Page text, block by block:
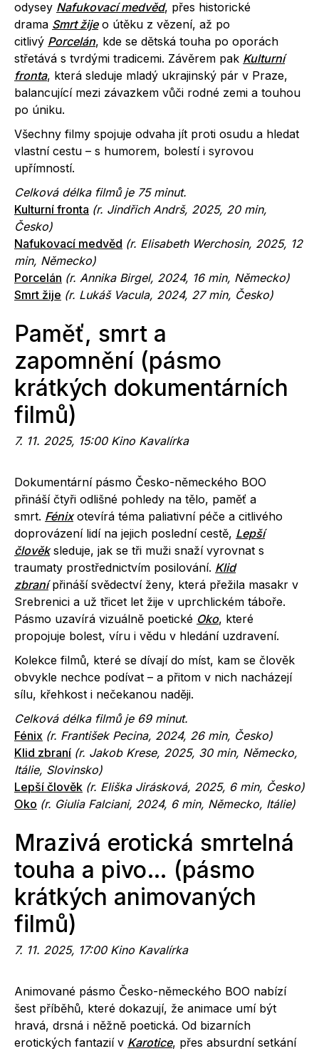
odysey Nafukovací medvěd, přes historické
drama Smrt žije o útěku z vězení, až po
citlivý Porcelán, kde se dětská touha po oporách
střetává s tvrdými tradicemi. Závěrem pak Kulturní
fronta, která sleduje mladý ukrajinský pár v Praze,
balancující mezi závazkem vůči rodné zemi a touhou
po úniku.
Všechny filmy spojuje odvaha jít proti osudu a hledat
vlastní cestu – s humorem, bolestí i syrovou
upřímností.
Celková délka filmů je 75 minut.
Kulturní fronta (r. Jindřich Andrš, 2025, 20 min,
Česko)
Nafukovací medvěd (r. Elisabeth Werchosin, 2025, 12
min, Německo)
Porcelán (r. Annika Birgel, 2024, 16 min, Německo)
Smrt žije (r. Lukáš Vacula, 2024, 27 min, Česko)
Paměť, smrt a
zapomnění (pásmo
krátkých dokumentárních
filmů)
7. 11. 2025, 15:00 Kino Kavalírka
Dokumentární pásmo Česko-německého BOO
přináší čtyři odlišné pohledy na tělo, paměť a
smrt. Fénix otevírá téma paliativní péče a citlivého
doprovázení lidí na jejich poslední cestě, Lepší
člověksleduje, jak se tři muži snaží vyrovnat s
traumaty prostřednictvím posilování. Klid
zbranípřináší svědectví ženy, která přežila masakr v
Srebrenici a už třicet let žije v uprchlickém táboře.
Pásmo uzavírá vizuálně poetické Oko, které
propojuje bolest, víru i vědu v hledání uzdravení.
Kolekce filmů, které se dívají do míst, kam se člověk
obvykle nechce podívat – a přitom v nich nacházejí
sílu, křehkost i nečekanou naději.
Celková délka filmů je 69 minut.
Fénix (r. František Pecina, 2024, 26 min, Česko)
Klid zbraní (r. Jakob Krese, 2025, 30 min, Německo,
Itálie, Slovinsko)
Lepší člověk (r. Eliška Jirásková, 2025, 6 min, Česko)
Oko (r. Giulia Falciani, 2024, 6 min, Německo, Itálie)
Mrazivá erotická smrtelná
touha a pivo… (pásmo
krátkých animovaných
filmů)
7. 11. 2025, 17:00 Kino Kavalírka
Animované pásmo Česko-německého BOO nabízí
šest příběhů, které dokazují, že animace umí být
hravá, drsná i něžně poetická. Od bizarních
erotických fantazií v Karotice, přes absurdní setkání